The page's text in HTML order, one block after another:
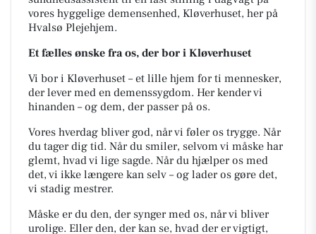
vores hyggelige demensenhed, Kløverhuset, her på
Hvalsø Plejehjem.
Et fælles ønske fra os, der bor i Kløverhuset
Vi bor i Kløverhuset – et lille hjem for ti mennesker,
der lever med en demenssygdom. Her kender vi
hinanden – og dem, der passer på os.
Vores hverdag bliver god, når vi føler os trygge. Når
du tager dig tid. Når du smiler, selvom vi måske har
glemt, hvad vi lige sagde. Når du hjælper os med
det, vi ikke længere kan selv – og lader os gøre det,
vi stadig mestrer.
Måske er du den, der synger med os, når vi bliver
urolige. Eller den, der kan se, hvad der er vigtigt,